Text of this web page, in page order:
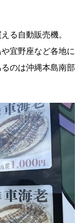
る自動販売機。
宜野座など各地に
のは沖縄本島南部